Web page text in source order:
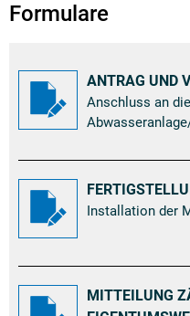
Formulare
Formulare
ANTRAG UND
Anschluss an
Installation der
MITTEILUNG